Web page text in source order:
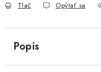
Tlač Opýtať sa
Popis